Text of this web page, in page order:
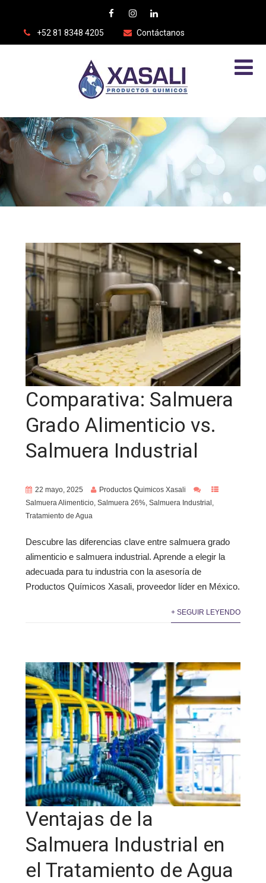
+52 81 8348 4205 Contáctanos
Comparativa: Salmuera
Grado Alimenticio vs.
Salmuera Industrial
22 mayo, 2025
Productos Quimicos Xasali
Salmuera Alimenticio, Salmuera 26%, Salmuera Industrial ,
Tratamiento de Agua
Descubre las diferencias clave entre salmuera grado
alimenticio e salmuera industrial. Aprende a elegir la
adecuada para tu industria con la asesoría de
Productos Químicos Xasali, proveedor líder en México.
+ SEGUIR LEYENDO
Ventajas de la
Salmuera Industrial en
el Tratamiento de Agua